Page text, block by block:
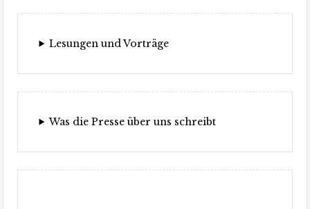
Lesungen und Vorträge
Was die Presse über uns schreibt